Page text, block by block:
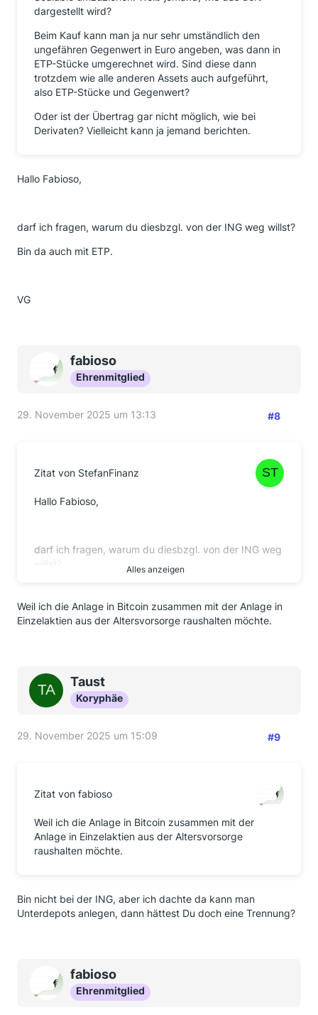
dargestellt wird?
Beim Kauf kann man ja nur sehr umständlich den
ungefähren Gegenwert in Euro angeben, was dann in
ETP-Stücke umgerechnet wird. Sind diese dann
trotzdem wie alle anderen Assets auch aufgeführt,
also ETP-Stücke und Gegenwert?
Oder ist der Übertrag gar nicht möglich, wie bei
Derivaten? Vielleicht kann ja jemand berichten.
Hallo Fabioso,
darf ich fragen, warum du diesbzgl. von der ING weg willst?
Bin da auch mit ETP.
VG
fabioso
Ehrenmitglied
29. November 2025 um 13:13 #8
Zitat von StefanFinanz
Hallo Fabioso,
darf ich fragen, warum du diesbzgl. von der ING weg
Alles anzeigen
Weil ich die Anlage in Bitcoin zusammen mit der Anlage in
Einzelaktien aus der Altersvorsorge raushalten möchte.
Taust
Koryphäe
29. November 2025 um 15:09 #9
Zitat von fabioso
Weil ich die Anlage in Bitcoin zusammen mit der
Anlage in Einzelaktien aus der Altersvorsorge
raushalten möchte.
Bin nicht bei der ING, aber ich dachte da kann man
Unterdepots anlegen, dann hättest Du doch eine Trennung?
fabioso
Ehrenmitglied